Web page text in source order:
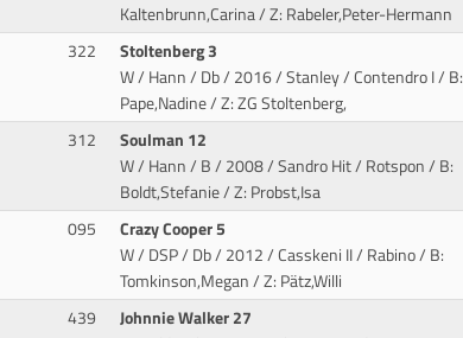
Kaltenbrunn,Carina / Z: Rabeler,Peter-Hermann
322
Stoltenberg 3
W / Hann / Db / 2016 / Stanley / Contendro I/ B:
Pape,Nadine / Z: ZG Stoltenberg,
312
Soulman 12
W / Hann / B / 2008 / Sandro Hit / Rotspon/ B:
Boldt,Stefanie / Z: Probst,Isa
095
Crazy Cooper 5
W / DSP / Db / 2012 / Casskeni II / Rabino/ B:
Tomkinson,Megan / Z: Pätz,Willi
439
Johnnie Walker 27